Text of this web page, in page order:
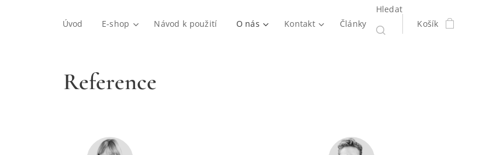
Úvod E-shop Návod k použití O nás Kontakt Články
Hledat
Košík
Reference